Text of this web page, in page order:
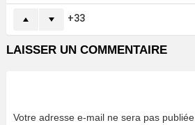
33
LAISSER UN COMMENTAIRE
Votre adresse e-mail ne sera pas publiée.